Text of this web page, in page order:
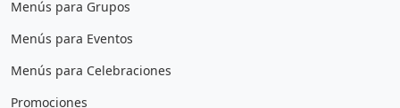
Menús para Grupos
Menús para Eventos
Menús para Celebraciones
Promociones